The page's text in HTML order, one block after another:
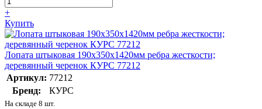
+
Купить
Лопата штыковая 190х350х1420мм ребра жесткости;
деревянный черенок КУРС 77212
Артикул: 77212
Бренд:
КУРС
На складе 8 шт.